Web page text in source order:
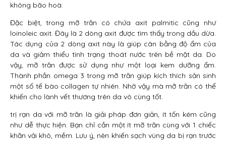
không bão hoà.
Đặc biệt, trong mỡ trăn có chứa axit palmitic cũng như
loinoleic axit. Đây là 2 dòng axit được tìm thấy trong dầu dừa.
Tác dụng của 2 dòng axit này là giúp cân bằng độ ẩm của
da và giảm thiểu tình trạng thoát nước trên bề mặt da. Do
vậy, mỡ trăn được sử dụng như một loại kem dưỡng ẩm.
Thành phần omega 3 trong mỡ trăn giúp kích thích sản sinh
một số tế bào collagen tự nhiên. Nhờ vậy mà mỡ trăn có thể
khiến cho lành vết thương trên da vô cùng tốt.
trị rạn da với mỡ trăn là giải pháp đơn giản, ít tốn kém cũng
như dễ thực hiện. Bạn chỉ cần một ít mỡ trăn cùng với 1 chiếc
khăn vải khô, mềm. Lưu ý, nên khiến sạch vùng da bị rạn trước